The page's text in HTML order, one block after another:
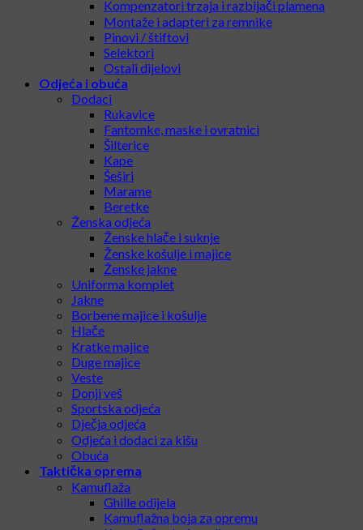
Kompenzatori trzaja i razbijači plamena
Montaže i adapteri za remnike
Pinovi / štiftovi
Selektori
Ostali dijelovi
Odjeća i obuća
Dodaci
Rukavice
Fantomke, maske i ovratnici
Šilterice
Kape
Šeširi
Marame
Beretke
Ženska odjeća
Ženske hlače i suknje
Ženske košulje i majice
Ženske jakne
Uniforma komplet
Jakne
Borbene majice i košulje
Hlače
Kratke majice
Duge majice
Veste
Donji veš
Sportska odjeća
Dječja odjeća
Odjeća i dodaci za kišu
Obuća
Taktička oprema
Kamuflaža
Ghille odijela
Kamuflažna boja za opremu